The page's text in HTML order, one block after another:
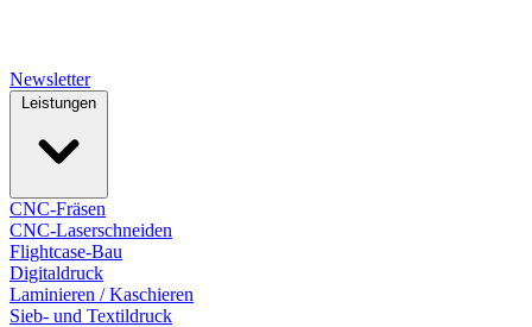
Newsletter
Leistungen
CNC-Fräsen
CNC-Laserschneiden
Flightcase-Bau
Digitaldruck
Laminieren / Kaschieren
Sieb- und Textildruck